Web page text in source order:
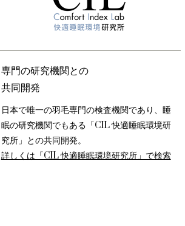
専門の研究機関との
共同開発
日本で唯一の羽毛専門の検査機関であり、睡
眠の研究機関でもある「CIL 快適睡眠環境研
究所」との共同開発。
詳しくは「CIL 快適睡眠環境研究所」で検索